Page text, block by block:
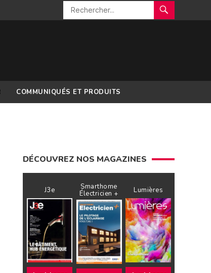
COMMUNIQUÉS ET PRODUITS
DÉCOUVREZ NOS MAGAZINES
J3e Smarthome
Électricien + Lumières